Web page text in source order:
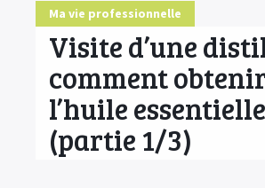
Ma vie professionnelle
Visite d’une
comment
l’huile essentielle
(partie 1/3)
COMMENCER ICI